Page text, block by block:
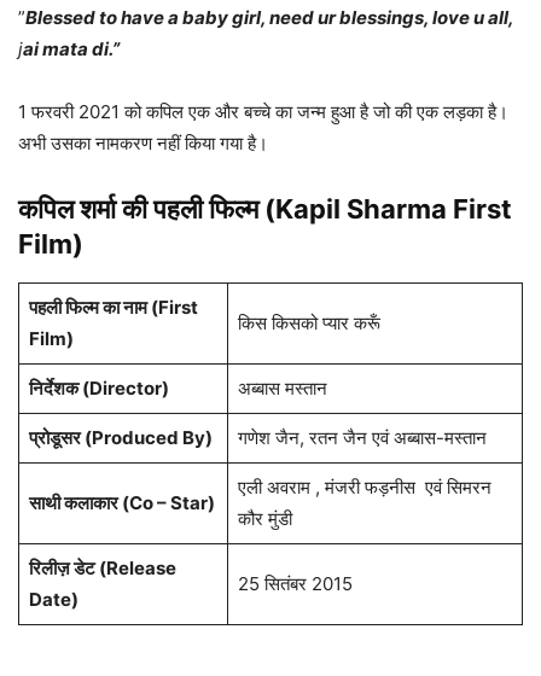
”Blessed to have a baby girl, need ur blessings, love u all,
jai mata di.”
1 फरवरी 2021 को कपिल एक और बच्चे का जन्म हुआ है जो की एक लड़का है।
अभी उसका नामकरण नहीं किया गया है।
कपिल शर्मा की पहली फिल्म (Kapil Sharma First
Film)
पहली फिल्म का नाम (First
Film)
किस किसको प्यार करूँ
निर्देशक (Director) अब्बास मस्तान
प्रोडूसर (Produced By) गणेश जैन, रतन जैन एवं अब्बास-मस्तान
साथी कलाकार (Co – Star)
एली अवराम , मंजरी फड़नीस एवं सिमरन
कौर मुंडी
रिलीज़ डेट (Release
Date)
25 सितंबर 2015